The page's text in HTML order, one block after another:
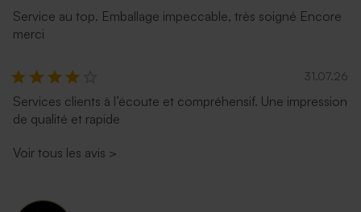
Service au top. Emballage impeccable, très soigné Encore
merci
31.07.26
Services clients à l’écoute et compréhensif. Une impression
de qualité et rapide
Voir tous les avis >